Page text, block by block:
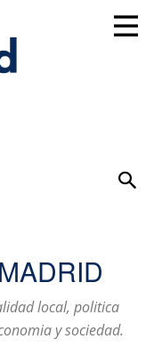
local, politica
y sociedad.